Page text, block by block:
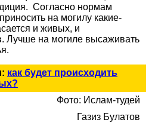
Согласно нормам
на могилу какие-
и живых, и
Лучше на могиле высаживать
как будет происходить
Фото: Ислам-тудей
Газиз Булатов